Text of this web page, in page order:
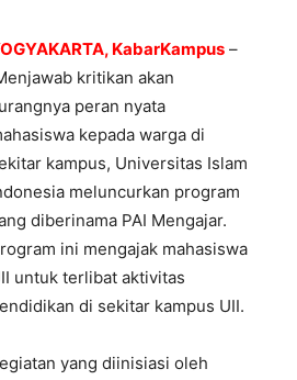
KabarKampus –
kritikan akan
peran nyata
kepada warga di
kampus, Universitas Islam
meluncurkan program
diberinama PAI Mengajar.
ini mengajak mahasiswa
untuk terlibat aktivitas
di sekitar kampus UII.
yang diinisiasi oleh